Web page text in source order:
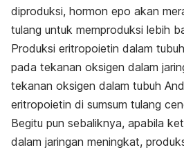
diproduksi, hormon epo akan
tulang untuk memproduksi lebih
Produksi eritropoietin dalam
pada tekanan oksigen dalam
tekanan oksigen dalam tubuh
eritropoietin di sumsum tulang
Begitu pun sebaliknya, apabila
dalam jaringan meningkat,